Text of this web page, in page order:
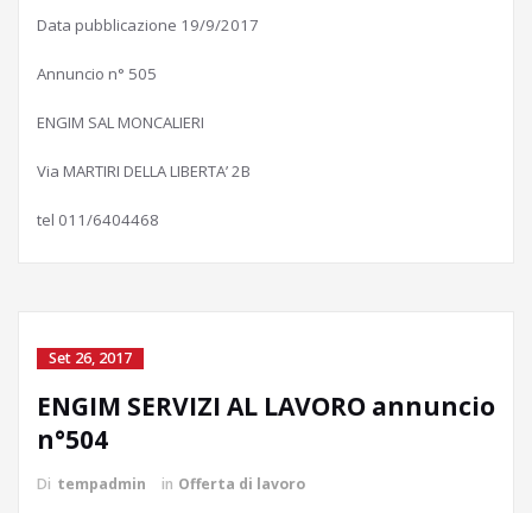
Data pubblicazione 19/9/2017
Annuncio n° 505
ENGIM SAL MONCALIERI
Via MARTIRI DELLA LIBERTA’ 2B
tel 011/6404468
Set 26, 2017
ENGIM SERVIZI AL LAVORO annuncio
n°504
Di tempadmin in Offerta di lavoro